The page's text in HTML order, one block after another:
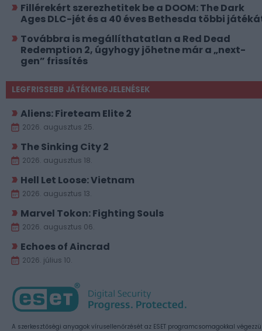
Fillérekért szerezhetitek be a DOOM: The Dark
Ages DLC-jét és a 40 éves Bethesda többi
Továbbra is megállíthatatlan a Red Dead
Redemption 2, úgyhogy jöhetne már a „next-
gen” frissítés
LEGFRISSEBB JÁTÉKMEGJELENÉSEK
Aliens: Fireteam Elite 2
2026. augusztus 25.
The Sinking City 2
2026. augusztus 18.
Hell Let Loose: Vietnam
2026. augusztus 13.
Marvel Tokon: Fighting Souls
2026. augusztus 06.
Echoes of Aincrad
2026. július 10.
A szerkesztőségi anyagok vírusellenőrzését az ESET programcsomagokkal